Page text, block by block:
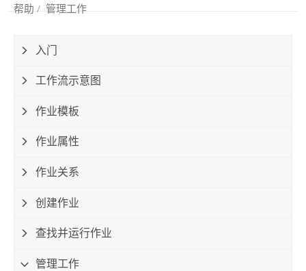
帮助 管理工作
入门
工作流示意图
作业模板
作业属性
作业关系
创建作业
查找并运行作业
管理工作